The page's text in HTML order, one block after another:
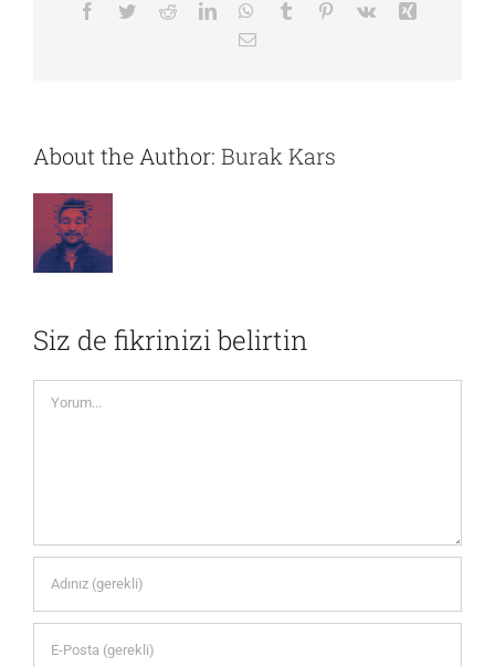
Facebook
TwitterRedditLinkedInWhatsApp
Tumblr Pinterest
Vk
E-
About the Author: Burak Kars
Siz de fikrinizi belirtin
Yorum